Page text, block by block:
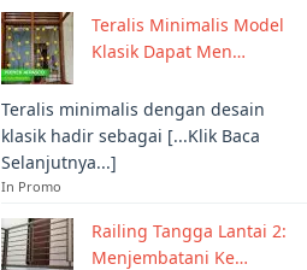
Teralis Minimalis Model
Klasik Dapat Men…
Teralis minimalis dengan desain
klasik hadir sebagai [...Klik Baca
Selanjutnya...]
In Promo
Railing Tangga Lantai 2:
Menjembatani Ke…